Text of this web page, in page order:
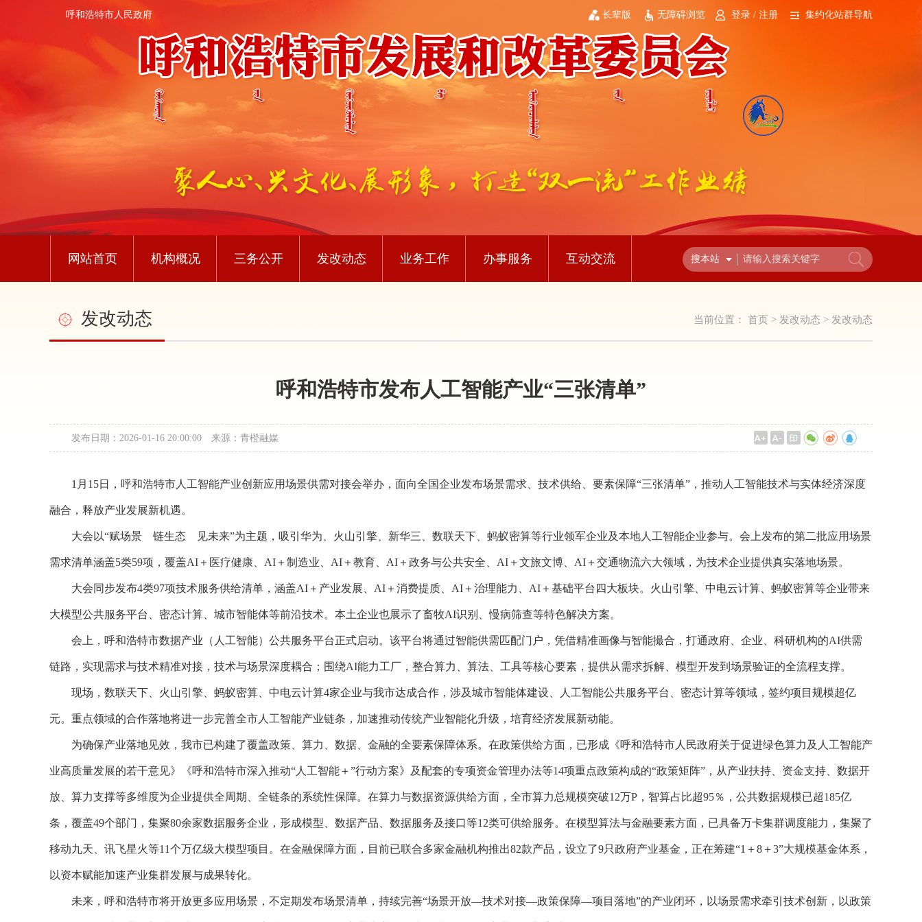
呼和浩特市人民政府 长辈版 无障碍浏览 登录 / 注册 集约化站群导航
网站首页 机构概况 三务公开 发改动态 业务工作 办事服务 互动交流 搜本站
发改动态 当前位置： 首页 > 发改动态 > 发改动态
呼和浩特市发布人工智能产业“三张清单”
发布日期：2026-01-16 20:00:00 来源：青橙融媒
1月15日，呼和浩特市人工智能产业创新应用场景供需对接会举办，面向全国企业发布场景需求、技术供给、要素保障“三张清单”，推动人工智能技术与实体经济深度
融合，释放产业发展新机遇。
大会以“赋场景 链生态 见未来”为主题，吸引华为、火山引擎、新华三、数联天下、蚂蚁密算等行业领军企业及本地人工智能企业参与。会上发布的第二批应用场景
需求清单涵盖5类59项，覆盖AI＋医疗健康、AI＋制造业、AI＋教育、AI＋政务与公共安全、AI＋文旅文博、AI＋交通物流六大领域，为技术企业提供真实落地场景。
大会同步发布4类97项技术服务供给清单，涵盖AI＋产业发展、AI＋消费提质、AI＋治理能力、AI＋基础平台四大板块。火山引擎、中电云计算、蚂蚁密算等企业带来
大模型公共服务平台、密态计算、城市智能体等前沿技术。本土企业也展示了畜牧AI识别、慢病筛查等特色解决方案。
会上，呼和浩特市数据产业（人工智能）公共服务平台正式启动。该平台将通过智能供需匹配门户，凭借精准画像与智能撮合，打通政府、企业、科研机构的AI供需
链路，实现需求与技术精准对接，技术与场景深度耦合；围绕AI能力工厂，整合算力、算法、工具等核心要素，提供从需求拆解、模型开发到场景验证的全流程支撑。
现场，数联天下、火山引擎、蚂蚁密算、中电云计算4家企业与我市达成合作，涉及城市智能体建设、人工智能公共服务平台、密态计算等领域，签约项目规模超亿
元。重点领域的合作落地将进一步完善全市人工智能产业链条，加速推动传统产业智能化升级，培育经济发展新动能。
为确保产业落地见效，我市已构建了覆盖政策、算力、数据、金融的全要素保障体系。在政策供给方面，已形成《呼和浩特市人民政府关于促进绿色算力及人工智能产
业高质量发展的若干意见》《呼和浩特市深入推动“人工智能＋”行动方案》及配套的专项资金管理办法等14项重点政策构成的“政策矩阵”，从产业扶持、资金支持、数据开
放、算力支撑等多维度为企业提供全周期、全链条的系统性保障。在算力与数据资源供给方面，全市算力总规模突破12万P，智算占比超95％，公共数据规模已超185亿
条，覆盖49个部门，集聚80余家数据服务企业，形成模型、数据产品、数据服务及接口等12类可供给服务。在模型算法与金融要素方面，已具备万卡集群调度能力，集聚了
移动九天、讯飞星火等11个万亿级大模型项目。在金融保障方面，目前已联合多家金融机构推出82款产品，设立了9只政府产业基金，正在筹建“1＋8＋3”大规模基金体系，
以资本赋能加速产业集群发展与成果转化。
未来，呼和浩特市将开放更多应用场景，不定期发布场景清单，持续完善“场景开放—技术对接—政策保障—项目落地”的产业闭环，以场景需求牵引技术创新，以政策